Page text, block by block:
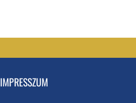
IMPRESSZUM